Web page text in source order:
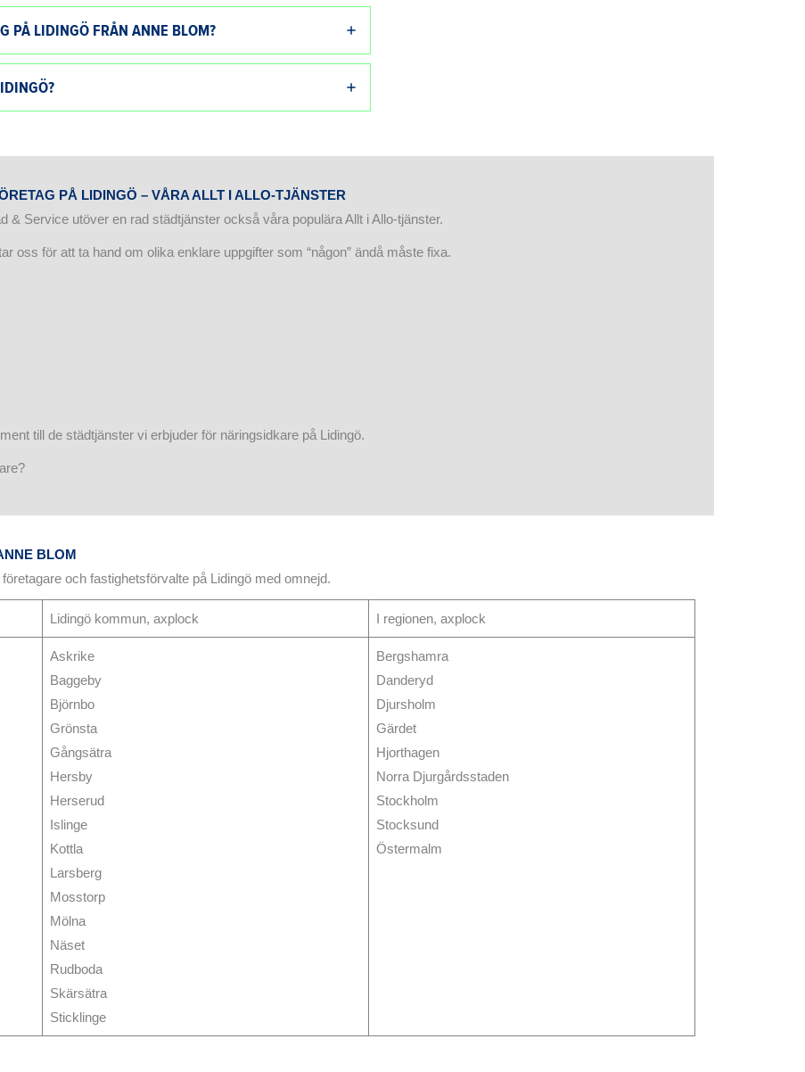
PÅ LIDINGÖ FRÅN ANNE BLOM?
PÅ LIDINGÖ – VÅRA ALLT I ALLO-TJÄNSTER
& Service utöver en rad städtjänster också våra populära Allt i Allo-tjänster.
oss för att ta hand om olika enklare uppgifter som “någon” ändå måste fixa.
till de städtjänster vi erbjuder för näringsidkare på Lidingö.
BLOM
och fastighetsförvalte på Lidingö med omnejd.
Lidingö kommun, axplock I regionen, axplock
Askrike
Baggeby
Björnbo
Grönsta
Gångsätra
Hersby
Herserud
Islinge
Kottla
Larsberg
Mosstorp
Mölna
Näset
Rudboda
Skärsätra
Sticklinge
Bergshamra
Danderyd
Djursholm
Gärdet
Hjorthagen
Norra Djurgårdsstaden
Stockholm
Stocksund
Östermalm